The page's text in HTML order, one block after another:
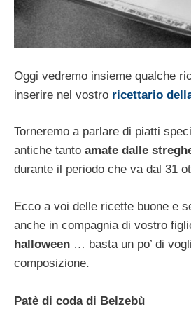
Oggi vedremo insieme qualche
inserire nel vostro ricettario
Torneremo a parlare di piatti
antiche tanto amate dalle
durante il periodo che va dal 31
Ecco a voi delle ricette buone e
anche in compagnia di vostro
halloween … basta un po’ di
composizione.
Patè di coda di Belzebù